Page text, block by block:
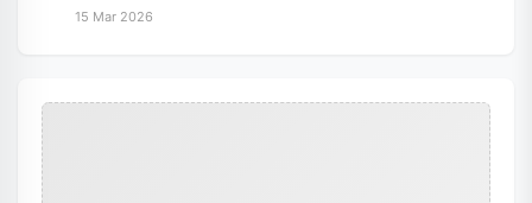
15 Mar 2026